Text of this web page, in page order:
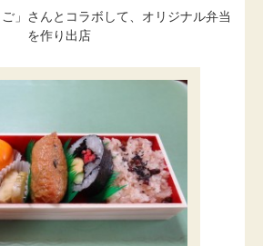
」さんとコラボして、オリジナル弁当
を作り出店